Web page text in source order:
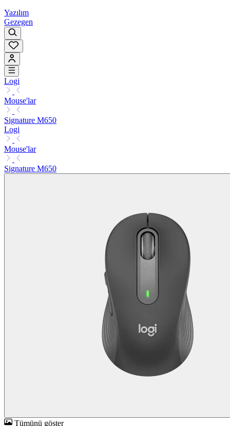
Yazılım
Gezegen
Logi
Mouse'lar
Signature M650
Logi
Mouse'lar
Signature M650
Tümünü göster